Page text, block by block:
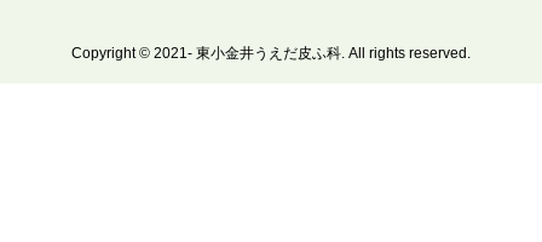
Copyright © 2021- 東小金井うえだ皮ふ科. All rights reserved.